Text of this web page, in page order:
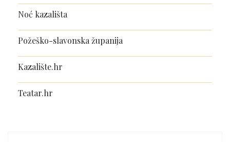
Noć kazališta
Požeško-slavonska županija
Kazalište.hr
Teatar.hr